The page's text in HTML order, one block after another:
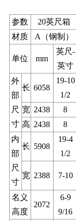
参数 20英尺箱
材质
A（钢制）
单位 mm
英尺-
英寸
外
部
尺
寸
长 6058
19-10
1/2
宽 2438 8
高 2438 8
内
部
尺
寸
长 5908
19-4
1/2
宽 2388 7-10
名义
高度
2072
6-9
9/16